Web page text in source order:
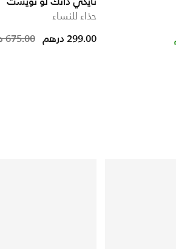
حذاء للنساء
Price reduced from675.00 درهم to 299.00 درهم